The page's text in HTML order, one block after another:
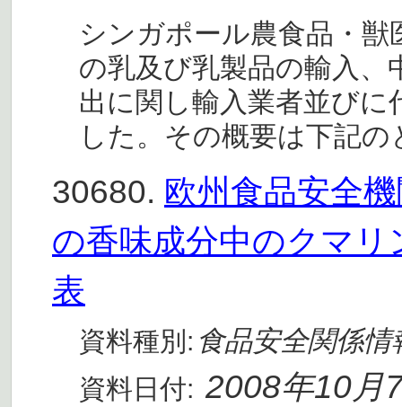
シンガポール農食品・獣
の乳及び乳製品の輸入、
出に関し輸入業者並び
した。その概要は下記
30680. 欧州食品安全
の香味成分中のクマ
表
資料種別: 食品安全関係情
資料日付: 2008年10月